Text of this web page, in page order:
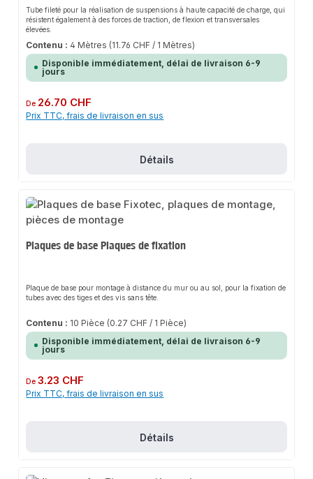
Tube fileté pour la réalisation de suspensions à haute capacité de charge, qui
résistent également à des forces de traction, de flexion et transversales
élevées.
Contenu : 4 Mètres (11.76 CHF / 1 Mètres)
Disponible immédiatement, délai de livraison 6-9
jours
Prix régulier :
De 26.70 CHF
Prix TTC, frais de livraison en sus
Détails
Plaques de base Plaques de fixation
Plaque de base pour montage à distance du mur ou au sol, pour la fixation de
tubes avec des tiges et des vis sans tête.
Contenu : 10 Pièce (0.27 CHF / 1 Pièce)
Disponible immédiatement, délai de livraison 6-9
jours
Prix régulier :
De3.23 CHF
Prix TTC, frais de livraison en sus
Détails